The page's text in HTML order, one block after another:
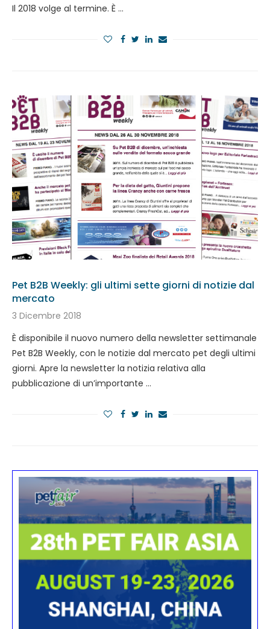
Il 2018 volge al termine. È …
Pet B2B Weekly: gli ultimi sette giorni di notizie dal
mercato
3 Dicembre 2018
È disponibile il nuovo numero della newsletter settimanale
Pet B2B Weekly, con le notizie dal mercato pet degli ultimi
giorni. Apre la newsletter la notizia relativa alla
pubblicazione di un’importante …